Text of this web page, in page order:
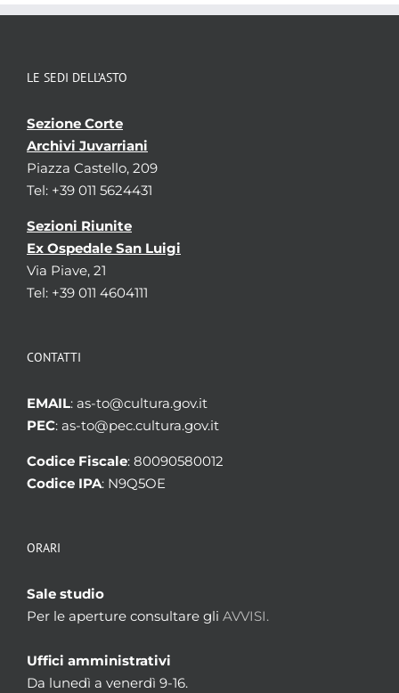
LE SEDI DELL’ASTO
Sezione Corte
Archivi Juvarriani
Piazza Castello, 209
Tel: +39 011 5624431
Sezioni Riunite
Ex Ospedale San Luigi
Via Piave, 21
Tel: +39 011 4604111
CONTATTI
EMAIL: as-to@cultura.gov.it
PEC: as-to@pec.cultura.gov.it
Codice Fiscale: 80090580012
Codice IPA: N9Q5OE
ORARI
Sale studio
Per le aperture consultare gli AVVISI.
Uffici amministrativi
Da lunedì a venerdì 9-16.